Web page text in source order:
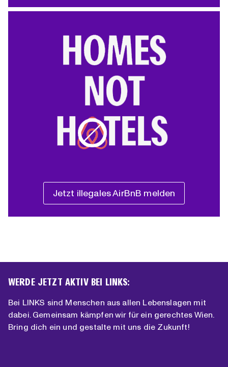
Jetzt illegales AirBnB melden
WERDE JETZT AKTIV BEI LINKS:
Bei LINKS sind Menschen aus allen Lebenslagen mit
dabei. Gemeinsam kämpfen wir für ein gerechtes Wien.
Bring dich ein und gestalte mit uns die Zukunft!